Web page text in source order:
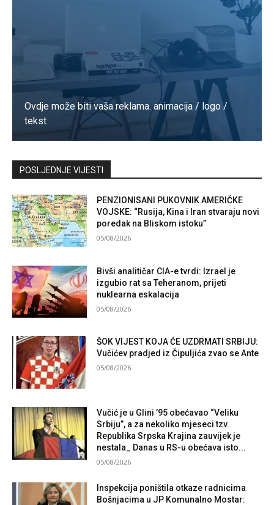
Ovdje može biti vaša reklama. animacija / logo /
tekst
Kontaktirajte nas
POSLJEDNJE VIJESTI
PENZIONISANI PUKOVNIK AMERIČKE
VOJSKE: “Rusija, Kina i Iran stvaraju novi
poredak na Bliskom istoku”
05/08/2026
Bivši analitičar CIA-e tvrdi: Izrael je
izgubio rat sa Teheranom, prijeti
nuklearna eskalacija
05/08/2026
ŠOK VIJEST KOJA ĆE UZDRMATI SRBIJU:
Vučićev pradjed iz Čipuljića zvao se Ante
05/08/2026
Vučić je u Glini ’95 obećavao “Veliku
Srbiju”, a za nekoliko mjeseci tzv.
Republika Srpska Krajina zauvijek je
nestala_ Danas u RS-u obećava isto...
05/08/2026
Inspekcija poništila otkaze radnicima
Bošnjacima u JP Komunalno Mostar: